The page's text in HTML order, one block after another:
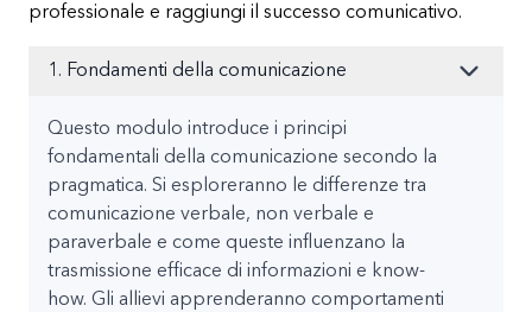
professionale e raggiungi il successo comunicativo.
1. Fondamenti della comunicazione
Questo modulo introduce i principi
fondamentali della comunicazione secondo la
pragmatica. Si esploreranno le differenze tra
comunicazione verbale, non verbale e
paraverbale e come queste influenzano la
trasmissione efficace di informazioni e know-
how. Gli allievi apprenderanno comportamenti